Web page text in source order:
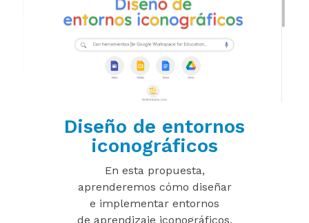
Diseño de entornos
iconográficos
En esta propuesta,
aprenderemos cómo diseñar
e implementar entornos
de aprendizaje iconográficos,